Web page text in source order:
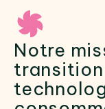
Notre
transition